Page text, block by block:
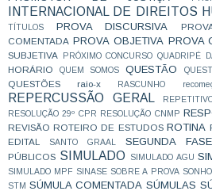
INTERNACIONAL DE DIREITOS
TÍTULOS
PROVA DISCURSIVA
COMENTADA PROVA OBJETIVA PROVA
SUBJETIVA
PRÓXIMO CONCURSO QUADRIPÉ
HORÁRIO
QUEM SOMOS QUESTÃO
QUESTÕES raio-x RASCUNHO
REPERCUSSÃO GERAL
RESOLUÇÃO 29º CPR
RESOLUÇÃO CNMP
REVISÃO ROTEIRO DE ESTUDOS ROTINA
EDITAL
SANTO GRAAL SEGUNDA FASE
PÚBLICOS SIMULADO SIMULADO AGU
SIMULADO MPF SINASE SOBRE A PROVA
STM SÚMULA COMENTADA SÚMULAS